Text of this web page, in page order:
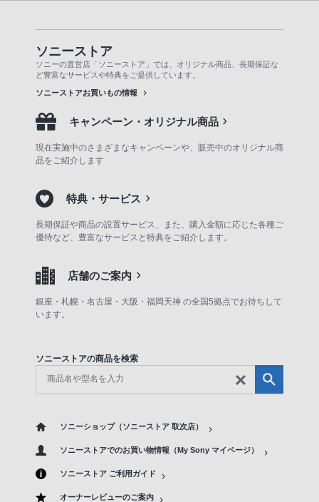
ソニーストア
ソニーの直営店「ソニーストア」では、オリジナル商品、長期保証な
ど豊富なサービスや特典をご提供しています。
ソニーストアお買いもの情報
キャンペーン・オリジナル商品
現在実施中のさまざまなキャンペーンや、販売中のオリジナル商
品をご紹介します
特典・サービス
長期保証や商品の設置サービス、また、購入金額に応じた各種ご
優待など、豊富なサービスと特典をご紹介します。
店舗のご案内
銀座・札幌・名古屋・大阪・福岡天神 の全国5拠点でお待ちして
います。
ソニーストアの商品を検索
ソニーショップ（ソニーストア 取次店）
ソニーストアでのお買い物情報（My Sony マイページ）
ソニーストア ご利用ガイド
オーナーレビューのご案内